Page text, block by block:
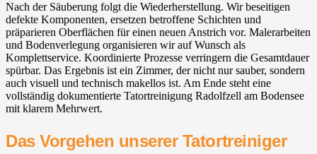
Nach der Säuberung folgt die Wiederherstellung. Wir beseitigen
defekte Komponenten, ersetzen betroffene Schichten und
präparieren Oberflächen für einen neuen Anstrich vor. Malerarbeiten
und Bodenverlegung organisieren wir auf Wunsch als
Komplettservice. Koordinierte Prozesse verringern die Gesamtdauer
spürbar. Das Ergebnis ist ein Zimmer, der nicht nur sauber, sondern
auch visuell und technisch makellos ist. Am Ende steht eine
vollständig dokumentierte Tatortreinigung Radolfzell am Bodensee
mit klarem Mehrwert.
Das Vorgehen unserer Tatortreiniger